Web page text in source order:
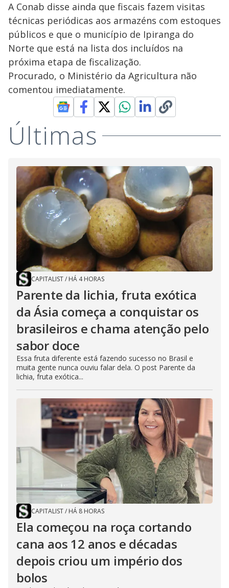
A Conab disse ainda que fiscais fazem visitas
técnicas periódicas aos armazéns com estoques
públicos e que o município de Ipiranga do
Norte que está na lista dos incluídos na
próxima etapa de fiscalização.
Procurado, o Ministério da Agricultura não
comentou imediatamente.
Últimas
CAPITALIST/ HÁ 4 HORAS
Parente da lichia, fruta exótica
da Ásia começa a conquistar os
brasileiros e chama atenção pelo
sabor doce
Essa fruta diferente está fazendo sucesso no Brasil e
muita gente nunca ouviu falar dela. O post Parente da
lichia, fruta exótica...
CAPITALIST/ HÁ 8 HORAS
Ela começou na roça cortando
cana aos 12 anos e décadas
depois criou um império dos
bolos